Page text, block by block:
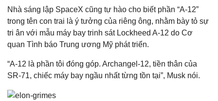
Nhà sáng lập SpaceX cũng tự hào cho biết phần “A-12”
trong tên con trai là ý tưởng của riêng ông, nhằm bày tỏ sự
tri ân với mẫu máy bay trinh sát Lockheed A-12 do Cơ
quan Tình báo Trung ương Mỹ phát triển.
“A-12 là phần tôi đóng góp. Archangel-12, tiền thân của
SR-71, chiếc máy bay ngầu nhất từng tồn tại”, Musk nói.